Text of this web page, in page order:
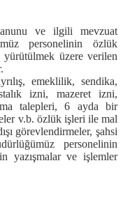
ve ilgili mevzuat
personelinin özlük
üzere verilen
emeklilik, sendika,
izni, mazeret izni,
talepleri, 6 ayda bir
v.b. özlük işleri ile mal
görevlendirmeler, şahsi
personelinin
yazışmalar ve işlemler